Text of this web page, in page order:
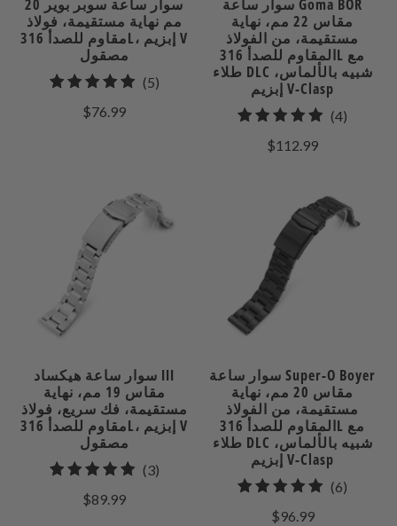
سوار ساعة سوبر بوير 20
مم نهاية مستقيمة، فولاذ
مقاوم للصدأ 316L، إبزيم V
مصقول
(5)5
$76.99
سوار ساعة Goma BOR
مقاس 22 مم، نهاية
مستقيمة، من الفولاذ
المقاوم للصدأ 316L مع
طلاء DLC شبيه بالألماس،
إبزيم V-Clasp
(4)
$112.99
سوار ساعة هيكساد III
مقاس 19 مم، نهاية
مستقيمة، فك سريع، فولاذ
مقاوم للصدأ 316L، إبزيم V
مصقول
(3)3
$89.99
سوار ساعة Super-O Boyer
مقاس 20 مم، نهاية
مستقيمة، من الفولاذ
المقاوم للصدأ 316L مع
طلاء DLC شبيه بالألماس،
إبزيم V-Clasp
(6)
$96.99